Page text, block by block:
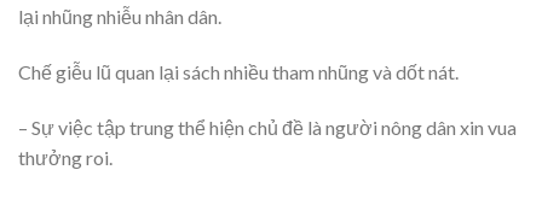
lại nhũng nhiễu nhân dân.
Chế giễu lũ quan lại sách nhiều tham nhũng và dốt nát.
– Sự việc tập trung thể hiện chủ đề là người nông dân xin vua
thưởng roi.